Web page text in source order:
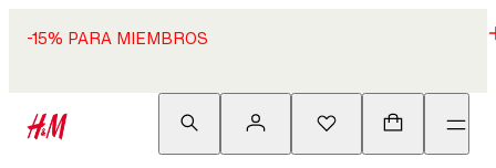
-15% PARA MIEMBROS